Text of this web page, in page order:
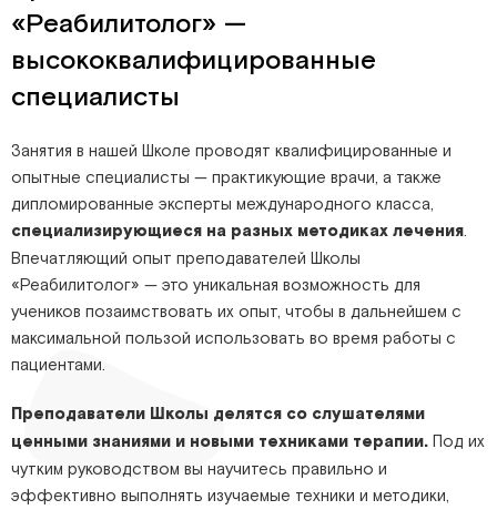
«Реабилитолог» —
высококвалифицированные
специалисты
Занятия в нашей Школе проводят квалифицированные и
опытные специалисты — практикующие врачи, а также
дипломированные эксперты международного класса,
специализирующиеся на разных методиках лечения
Впечатляющий опыт преподавателей Школы
«Реабилитолог» — это уникальная возможность для
учеников позаимствовать их опыт, чтобы в дальнейшем с
максимальной пользой использовать во время работы с
пациентами.
Преподаватели Школы делятся со слушателями
ценными знаниями и новыми техниками терапии. Под их
чутким руководством вы научитесь правильно и
эффективно выполнять изучаемые техники и методики,